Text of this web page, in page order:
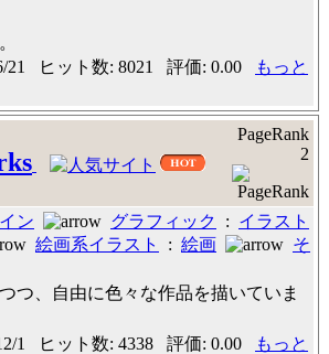
21 ヒット数: 8021 評価: 0.00
もっと
PageRank
2
ン グラフィック : イラスト
絵画系イラスト
: 絵画
そ
つ、自由に色々な作品を描いていま
1 ヒット数: 4338 評価: 0.00
もっと